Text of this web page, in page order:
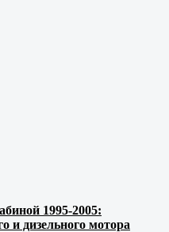
1995-2005:
и дизельного мотора